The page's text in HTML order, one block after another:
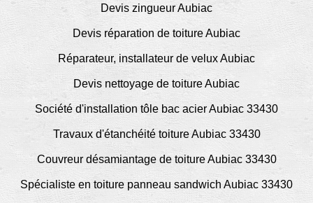
Devis zingueur Aubiac
Devis réparation de toiture Aubiac
Réparateur, installateur de velux Aubiac
Devis nettoyage de toiture Aubiac
Société d'installation tôle bac acier Aubiac 33430
Travaux d'étanchéité toiture Aubiac 33430
Couvreur désamiantage de toiture Aubiac 33430
Spécialiste en toiture panneau sandwich Aubiac 33430